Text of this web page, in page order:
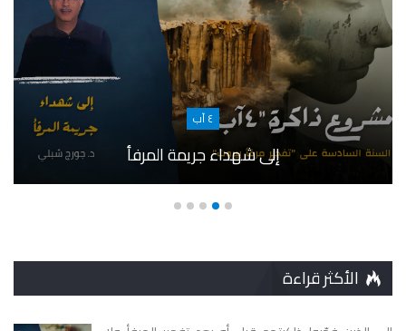
٤ آب
إلى شهداء جريمة المرفأ
الأكثر قراءة